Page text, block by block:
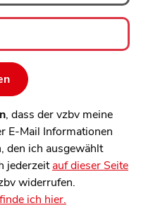
, dass der vzbv meine
E-Mail Informationen
den ich ausgewählt
jederzeitauf dieser Seite
widerrufen.
ich hier.